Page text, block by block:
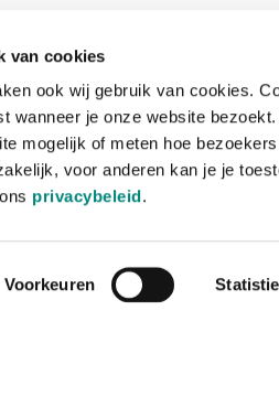
van cookies
ook wij gebruik van cookies.
wanneer je onze website
mogelijk of meten hoe
voor anderen kan je je
privacybeleid.
Voorkeuren